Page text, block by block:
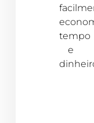
tempo
e